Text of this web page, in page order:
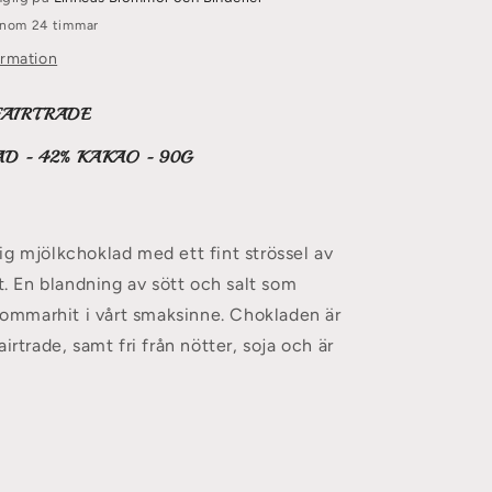
24 timmar
- 42% KAKAO - 90G
mjölkchoklad med ett fint strössel av
En blandning av sött och salt som
i vårt smaksinne. Chokladen är
samt fri från nötter, soja och är